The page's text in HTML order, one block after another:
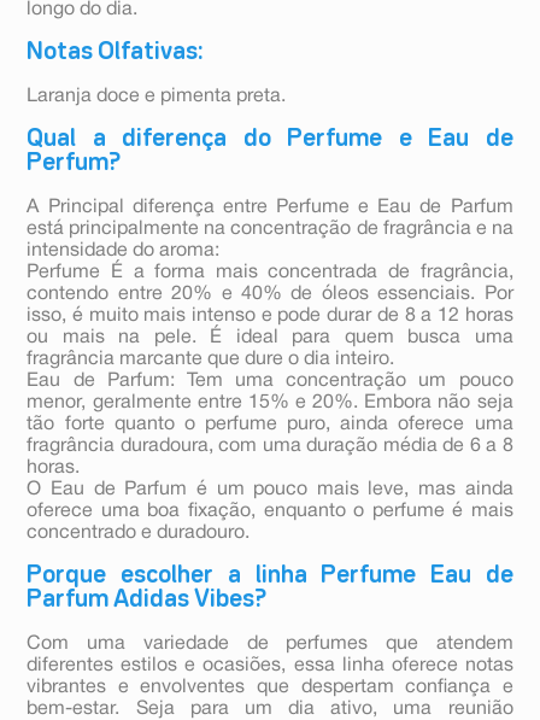
longo do dia.
Notas Olfativas:
Laranja doce e pimenta preta.
Qual a diferença do Perfume e Eau de
Perfum?
A Principal diferença entre Perfume e Eau de Parfum
está principalmente na concentração de fragrância e na
intensidade do aroma:
Perfume É a forma mais concentrada de fragrância,
contendo entre 20% e 40% de óleos essenciais. Por
isso, é muito mais intenso e pode durar de 8 a 12 horas
ou mais na pele. É ideal para quem busca uma
fragrância marcante que dure o dia inteiro.
Eau de Parfum: Tem uma concentração um pouco
menor, geralmente entre 15% e 20%. Embora não seja
tão forte quanto o perfume puro, ainda oferece uma
fragrância duradoura, com uma duração média de 6 a 8
horas.
O Eau de Parfum é um pouco mais leve, mas ainda
oferece uma boa fixação, enquanto o perfume é mais
concentrado e duradouro.
Porque escolher a linha Perfume Eau de
Parfum Adidas Vibes?
Com uma variedade de perfumes que atendem
diferentes estilos e ocasiões, essa linha oferece notas
vibrantes e envolventes que despertam confiança e
bem-estar. Seja para um dia ativo, uma reunião